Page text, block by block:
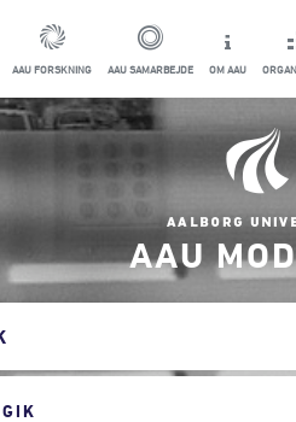
AAU FORSKNING AAU SAMARBEJDE OM AAU
AAU